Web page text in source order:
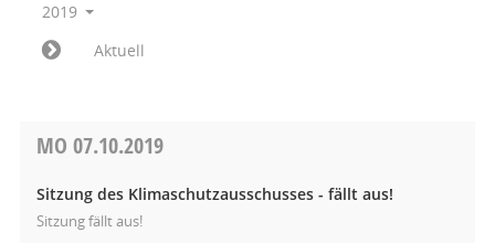
2019
Aktuell
MO 07.10.2019
Sitzung des Klimaschutzausschusses - fällt aus!
Sitzung fällt aus!